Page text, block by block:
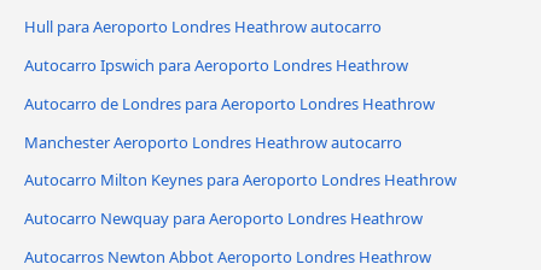
Hull para Aeroporto Londres Heathrow autocarro
Autocarro Ipswich para Aeroporto Londres Heathrow
Autocarro de Londres para Aeroporto Londres Heathrow
Manchester Aeroporto Londres Heathrow autocarro
Autocarro Milton Keynes para Aeroporto Londres Heathrow
Autocarro Newquay para Aeroporto Londres Heathrow
Autocarros Newton Abbot Aeroporto Londres Heathrow